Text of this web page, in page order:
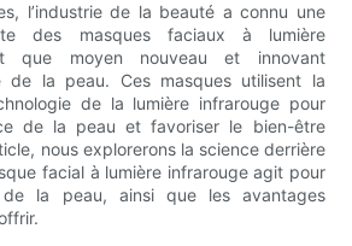
l’industrie de la beauté a connu une
des masques faciaux à lumière
que moyen nouveau et innovant
de la peau. Ces masques utilisent la
de la lumière infrarouge pour
de la peau et favoriser le bien-être
nous explorerons la science derrière
facial à lumière infrarouge agit pour
la peau, ainsi que les avantages